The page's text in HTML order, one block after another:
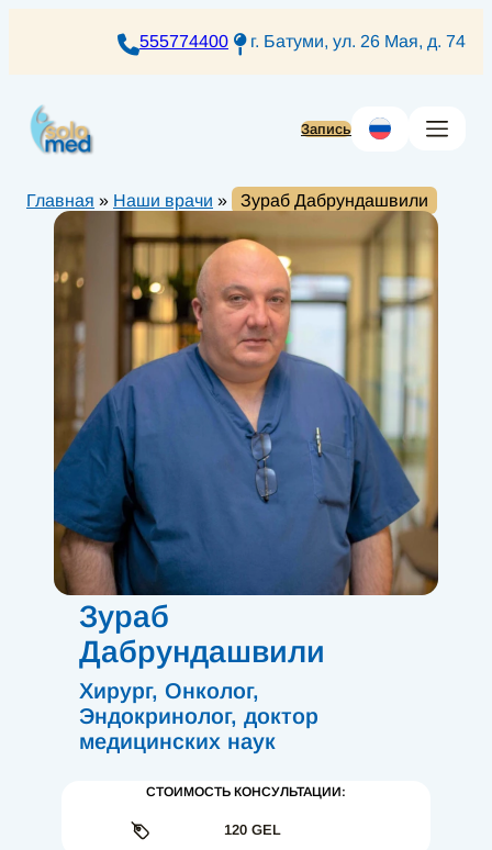
555774400 г. Батуми, ул. 26 Мая, д. 74
Запись
Главная » Наши врачи » Зураб Дабрундашвили
Зураб
Дабрундашвили
Хирург, Онколог,
Эндокринолог, доктор
медицинских наук
СТОИМОСТЬ КОНСУЛЬТАЦИИ:
120 GEL